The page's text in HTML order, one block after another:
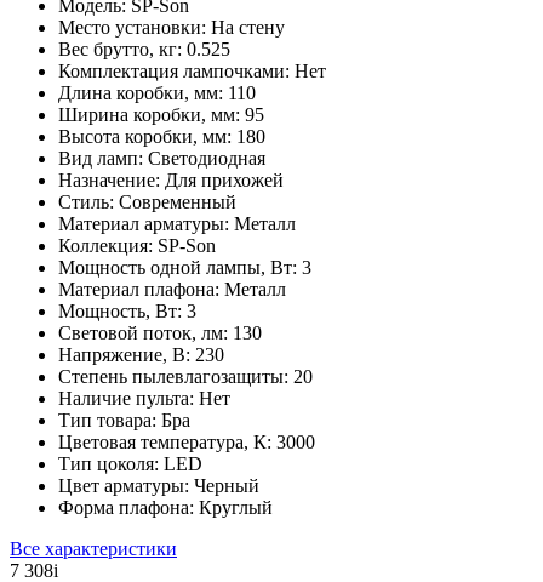
Модель: SP-Son
Место установки: На стену
Вес брутто, кг: 0.525
Комплектация лампочками: Нет
Длина коробки, мм: 110
Ширина коробки, мм: 95
Высота коробки, мм: 180
Вид ламп: Светодиодная
Назначение: Для прихожей
Стиль: Современный
Материал арматуры: Металл
Коллекция: SP-Son
Мощность одной лампы, Вт: 3
Материал плафона: Металл
Мощность, Вт: 3
Световой поток, лм: 130
Напряжение, В: 230
Степень пылевлагозащиты: 20
Наличие пульта: Нет
Тип товара: Бра
Цветовая температура, К: 3000
Тип цоколя: LED
Цвет арматуры: Черный
Форма плафона: Круглый
Все характеристики
7 308i